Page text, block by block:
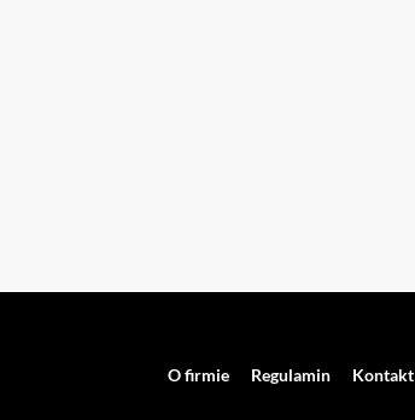
O firmie Regulamin Kontakt